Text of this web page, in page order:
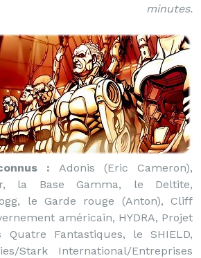
minutes.
: Adonis (Eric Cameron),
la Base Gamma, le Deltite,
le Garde rouge (Anton), Cliff
américain, HYDRA, Projet
Fantastiques, le SHIELD,
Stark International/Entreprises